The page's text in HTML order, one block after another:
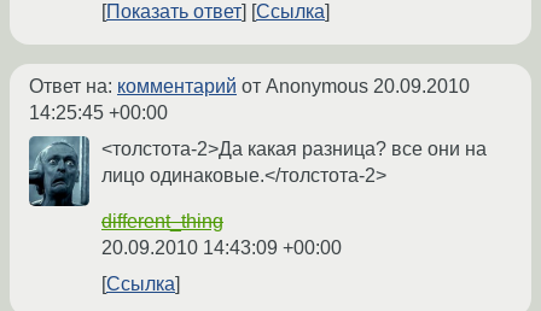
Показать ответ
Ссылка
Ответ на: комментарий от Anonymous 20.09.2010
14:25:45 +00:00
<толстота-2>Да какая разница? все они на
лицо одинаковые.</толстота-2>
different_thing
20.09.2010 14:43:09 +00:00
Ссылка